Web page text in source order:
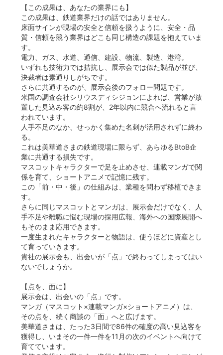
【この成果は、あなたの業界にも】
この成果は、鉄道業界だけの話ではありません。
床面サインが現場の安全と信頼を扱うように、安全・品
質・信頼を競う業界はどこも同じ構造の課題を抱えていま
す。
電力、ガス、水道、通信、建設、物流、製造、港湾。
いずれも技術力では拮抗し、展示会では似た製品が並び、
決裁者は素通りしがちです。
さらに共通するのが、展示会後のフォロー問題です。
米国の調査会社シリウスディシジョンによれば、営業が放
置した見込み客の約8割が、2年以内に競合へ流れると言
われています。
人手不足のなか、せっかく集めた名刺が活用されずに終わ
る。
これは美華道さまの鉄道現場に限らず、あらゆるBtoB企
業に共通する損失です。
マスコットキャラクターで足を止めさせ、連載マンガで関
係を育て、ショートアニメで記憶に残す。
この「前・中・後」の仕組みは、業種を問わず移植できま
す。
さらに同じマスコットとマンガは、展示会だけでなく、人
手不足や離職に悩む現場の採用広報、海外への国際展開へ
もそのまま応用できます。
一度生まれたキャラクターと物語は、使うほどに資産とし
て育っていきます。
貴社の展示会も、出会いが「点」で終わってしまってはい
ないでしょうか。
【点を、面に】
展示会は、出会いの「点」です。
マンガ（マスコット×連載マンガ×ショートアニメ）は、
その点を、続く商談の「面」へと広げます。
美華道さまは、たった3日間で86件の確度の高い見込客を
獲得し、いまその一件一件を11月の次のイベントへ向けて
育てています。